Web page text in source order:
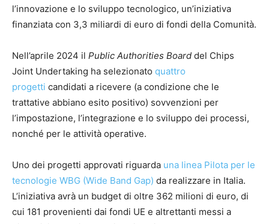
l’innovazione e lo sviluppo tecnologico, un’iniziativa
finanziata con 3,3 miliardi di euro di fondi della Comunità.
Nell’aprile 2024 il Public Authorities Board del Chips
Joint Undertaking ha selezionato quattro
progetti candidati a ricevere (a condizione che le
trattative abbiano esito positivo) sovvenzioni per
l’impostazione, l’integrazione e lo sviluppo dei processi,
nonché per le attività operative.
Uno dei progetti approvati riguarda una linea Pilota per le
tecnologie WBG (Wide Band Gap) da realizzare in Italia.
L’iniziativa avrà un budget di oltre 362 milioni di euro, di
cui 181 provenienti dai fondi UE e altrettanti messi a